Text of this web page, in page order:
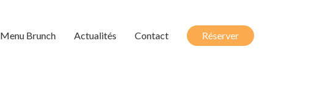
Menu Brunch Actualités Contact Réserver